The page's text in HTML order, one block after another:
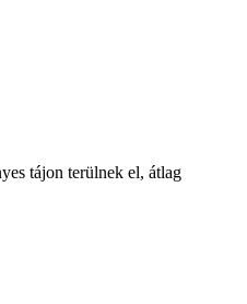
tájon terülnek el, átlag